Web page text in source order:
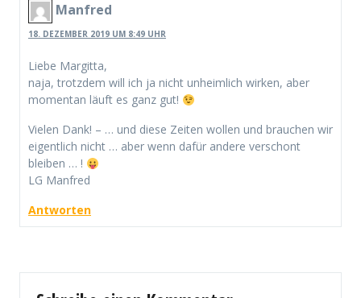
Manfred
18. DEZEMBER 2019 UM 8:49 UHR
Liebe Margitta,
naja, trotzdem will ich ja nicht unheimlich wirken, aber
momentan läuft es ganz gut!
Vielen Dank! – … und diese Zeiten wollen und brauchen wir
eigentlich nicht … aber wenn dafür andere verschont
bleiben … !
LG Manfred
Antworten